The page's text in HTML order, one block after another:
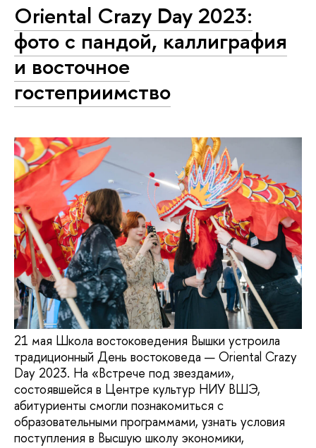
Oriental Crazy Day 2023:
фото с пандой, каллиграфия
и восточное
гостеприимство
21 мая Школа востоковедения Вышки устроила
традиционный День востоковеда — Oriental Crazy
Day 2023. На «Встрече под звездами»,
состоявшейся в Центре культур НИУ ВШЭ,
абитуриенты смогли познакомиться с
образовательными программами, узнать условия
поступления в Высшую школу экономики,